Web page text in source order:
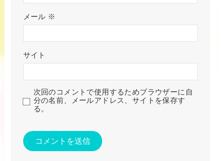
メール ※
サイト
次回のコメントで使用するためブラウザーに自
分の名前、メールアドレス、サイトを保存す
る。